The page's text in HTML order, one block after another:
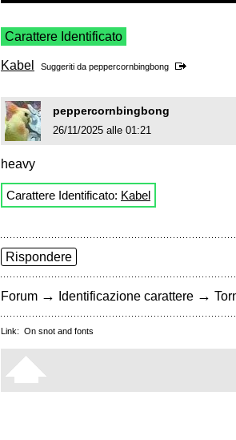
Carattere Identificato
Kabel Suggeriti da peppercornbingbong
peppercornbingbong
26/11/2025 alle 01:21
heavy
Carattere Identificato: Kabel
Rispondere
Forum → Identificazione carattere →
Link: On snot and fonts